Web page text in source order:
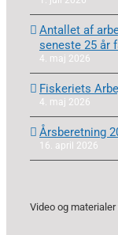
Antallet af
seneste 25 år
4. maj 2026
Fiskeriets
4. maj 2026
Årsberetning
16. april 2026
Video og